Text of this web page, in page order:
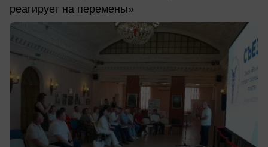
реагирует на перемены»